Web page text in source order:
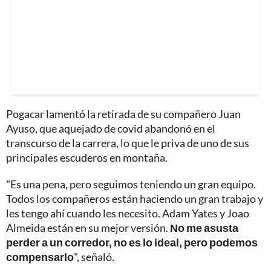
Pogacar lamentó la retirada de su compañero Juan
Ayuso, que aquejado de covid abandonó en el
transcurso de la carrera, lo que le priva de uno de sus
principales escuderos en montaña.
"Es una pena, pero seguimos teniendo un gran equipo.
Todos los compañeros están haciendo un gran trabajo y
les tengo ahí cuando les necesito. Adam Yates y Joao
Almeida están en su mejor versión. No me asusta
perder a un corredor, no es lo ideal, pero podemos
compensarlo", señaló.